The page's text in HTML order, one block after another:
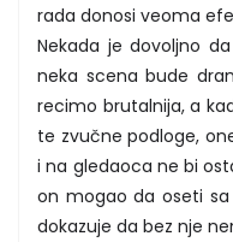
rada donosi veoma
Nekada je dovoljno
neka scena bude
recimo brutalnija, a
te zvučne podloge,
i na gledaoca ne bi
on mogao da oseti
dokazuje da bez nje